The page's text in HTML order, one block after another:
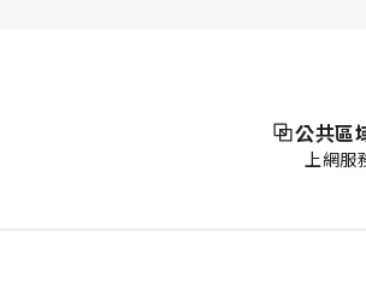
公共區
上網服